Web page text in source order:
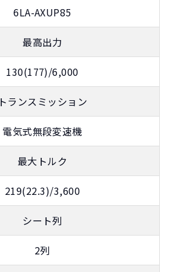
6LA-AXUP85
最高出力
130(177)/6,000
トランスミッション
電気式無段変速機
最大トルク
219(22.3)/3,600
シート列
2列